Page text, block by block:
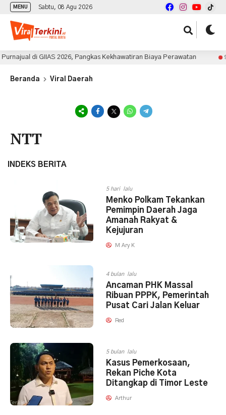
MENU Sabtu, 08 Agu 2026
di GIIAS 2026, Pangkas Kekhawatiran Biaya Perawatan 9 jam
Beranda Viral Daerah
NTT
INDEKS BERITA
5 hari lalu
Menko Polkam Tekankan
Pemimpin Daerah Jaga
Amanah Rakyat &
Kejujuran
M Ary K
4 bulan lalu
Ancaman PHK Massal
Ribuan PPPK, Pemerintah
Pusat Cari Jalan Keluar
Red
5 bulan lalu
Kasus Pemerkosaan,
Rekan Piche Kota
Ditangkap di Timor Leste
Arthur